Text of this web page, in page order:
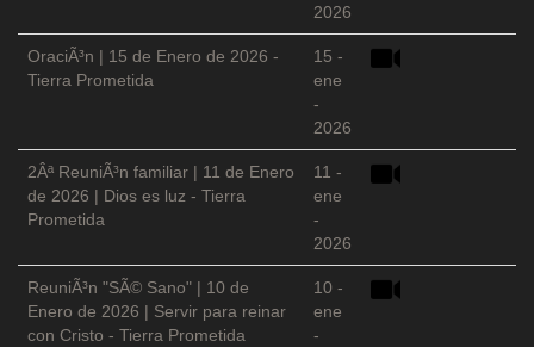
2026
OraciÃ³n | 15 de Enero de 2026 -
Tierra Prometida
15 -
ene
-
2026
2Âª ReuniÃ³n familiar | 11 de Enero
de 2026 | Dios es luz - Tierra
Prometida
11 -
ene
-
2026
ReuniÃ³n "SÃ© Sano" | 10 de
Enero de 2026 | Servir para reinar
con Cristo - Tierra Prometida
10 -
ene
-